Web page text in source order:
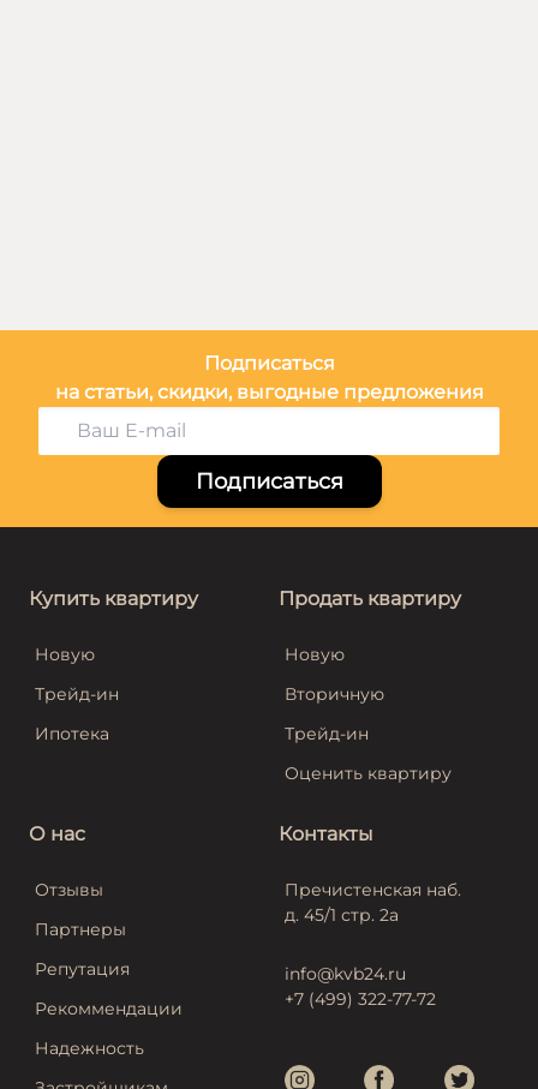
Подписаться
на статьи, скидки, выгодные предложения
Подписаться
Купить квартиру
Новую
Трейд-ин
Ипотека
Продать квартиру
Новую
Вторичную
Трейд-ин
Оценить квартиру
О нас
Отзывы
Партнеры
Репутация
Рекоммендации
Надежность
Контакты
Пречистенская наб.
д. 45/1 стр. 2а
info@kvb24.ru
+7 (499) 322-77-72